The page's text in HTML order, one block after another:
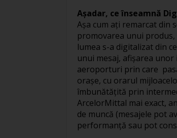
Aşadar, ce înseamnă
Aşa cum aţi remarcat din
promovarea unui
lumea s-a digitalizat din
unui mesaj, afişarea
aeroporturi prin care
oraşe, cu orarul
îmbunătăţită prin
ArcelorMittal mai exact,
de muncă (mesajele pot
performanţă sau pot